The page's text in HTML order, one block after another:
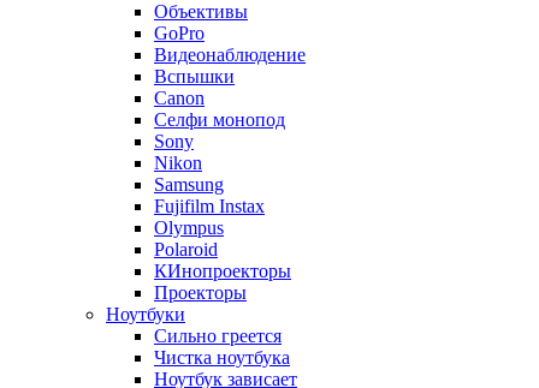
Объективы
GoPro
Видеонаблюдение
Вспышки
Canon
Селфи монопод
Sony
Nikon
Samsung
Fujifilm Instax
Olympus
Polaroid
КИнопроекторы
Проекторы
Ноутбуки
Сильно греется
Чистка ноутбука
Ноутбук зависает